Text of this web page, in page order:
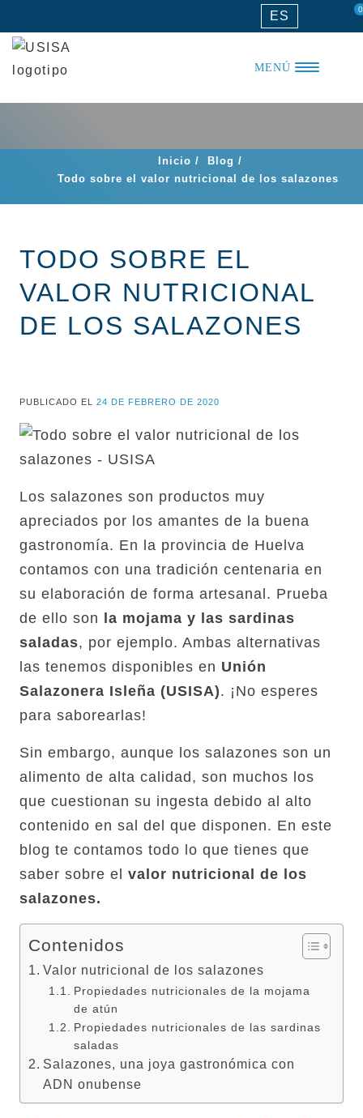
al
ES 0
MENÚ
Inicio / Blog /
Todo sobre el valor nutricional de los salazones
TODO SOBRE EL
VALOR NUTRICIONAL
DE LOS SALAZONES
PUBLICADO EL 24 DE FEBRERO DE 2020
Los salazones son productos muy
apreciados por los amantes de la buena
gastronomía. En la provincia de Huelva
contamos con una tradición centenaria en
su elaboración de forma artesanal. Prueba
de ello son la mojama y las sardinas
saladas, por ejemplo. Ambas alternativas
las tenemos disponibles en Unión
Salazonera Isleña (USISA). ¡No esperes
para saborearlas!
Sin embargo, aunque los salazones son un
alimento de alta calidad, son muchos los
que cuestionan su ingesta debido al alto
contenido en sal del que disponen. En este
blog te contamos todo lo que tienes que
saber sobre el valor nutricional de los
salazones.
Contenidos
Valor nutricional de los salazones
Propiedades nutricionales de la mojama
de atún
Propiedades nutricionales de las sardinas
saladas
Salazones, una joya gastronómica con
ADN onubense